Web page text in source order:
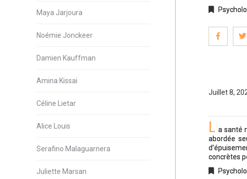
Juillet 8,
L a santé
abordée
concrètes
Maya Jarjoura
Noémie Jonckeer
Damien Kauffman
Amina Kissai
Céline Lietar
Alice Louis
Serafino Malaguarnera
Juliette Marsan